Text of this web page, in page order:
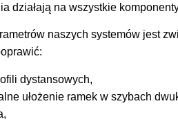
działają na wszystkie
naszych systemów jest
dystansowych,
ułożenie ramek w szybach